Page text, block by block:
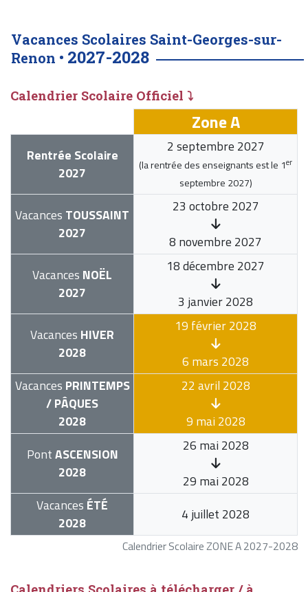
Vacances Scolaires Saint-Georges-sur-
Renon • 2027-2028
Calendrier Scolaire Officiel ⤵
Calendrier Scolaire ZONE A 2027-2028
Zone A
Rentrée Scolaire
2027
2 septembre 2027
(la rentrée des enseignants est le 1er
septembre 2027)
Vacances TOUSSAINT
2027
23 octobre 2027
8 novembre 2027
Vacances NOËL
2027
18 décembre 2027
3 janvier 2028
Vacances HIVER
2028
19 février 2028
6 mars 2028
Vacances PRINTEMPS
/ PÂQUES
2028
22 avril 2028
9 mai 2028
PontASCENSION
2028
26 mai 2028
29 mai 2028
Vacances ÉTÉ
2028
4 juillet 2028